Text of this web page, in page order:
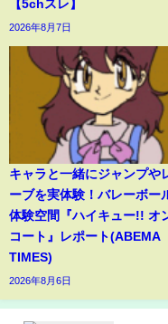
【5chスレ】
2026年8月7日
キャラと一緒にジャンプや
ーブを実体験！バレーボー
体験空間『ハイキュー!! オ
コート』レポート(ABEMA
TIMES)
2026年8月6日